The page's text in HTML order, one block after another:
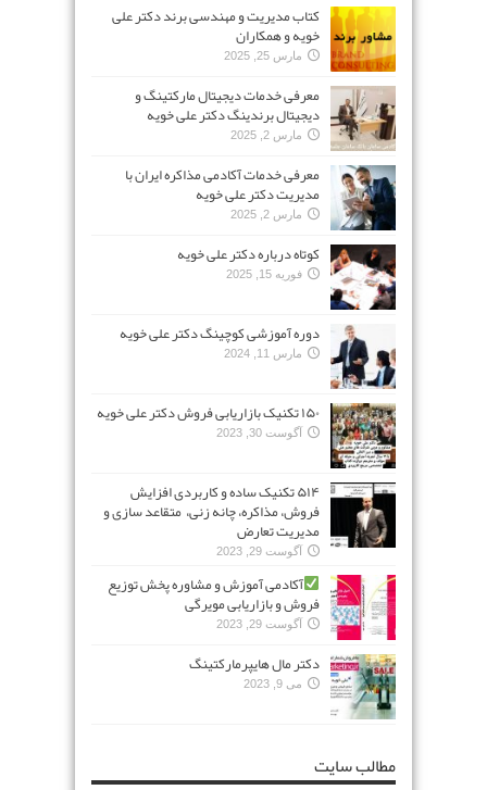
کتاب مدیریت و مهندسی برند دکتر علی
خویه و همکاران
مارس 25, 2025
معرفی خدمات دیجیتال مارکتینگ و
دیجیتال برندینگ دکتر علی خویه
مارس 2, 2025
معرفی خدمات آکادمی مذاکره ایران با
مدیریت دکتر علی خویه
مارس 2, 2025
کوتاه درباره دکتر علی خویه
فوریه 15, 2025
دوره آموزشی کوچینگ دکتر علی خویه
مارس 11, 2024
۱۵۰ تکنیک بازاریابی فروش دکتر علی خویه
آگوست 30, 2023
۵۱۴ تکنیک ساده و کاربردی افزایش
فروش، مذاکره، چانه زنی، متقاعد سازی و
مدیریت تعارض
آگوست 29, 2023
آکادمی آموزش و مشاوره پخش توزیع
فروش و بازاریابی مویرگی
آگوست 29, 2023
دکتر مال هایپرمارکتینگ
می 9, 2023
مطالب سایت